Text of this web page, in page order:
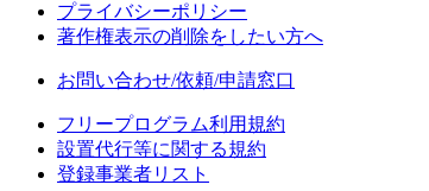
プライバシーポリシー
著作権表示の削除をしたい方へ
お問い合わせ/依頼/申請窓口
フリープログラム利用規約
設置代行等に関する規約
登録事業者リスト